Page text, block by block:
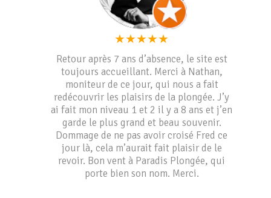
★★★★★
Retour après 7 ans d’absence, le site est
toujours accueillant. Merci à Nathan,
moniteur de ce jour, qui nous a fait
redécouvrir les plaisirs de la plongée. J’y
ai fait mon niveau 1 et 2 il y a 8 ans et j’en
garde le plus grand et beau souvenir.
Dommage de ne pas avoir croisé Fred ce
jour là, cela m’aurait fait plaisir de le
revoir. Bon vent à Paradis Plongée, qui
porte bien son nom. Merci.